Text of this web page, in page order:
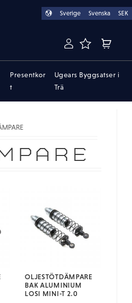
Sverige Svenska SEK
FAVORITER
Presentkor
t
Ugears Byggsatser i
Trä
OLJESTÖTDÄMPARE
BAK ALUMINIUM
LOSI MINI-T 2.0